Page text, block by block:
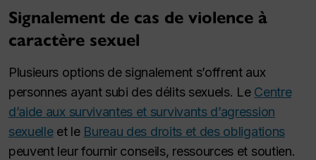
Signalement de cas de violence à
caractère sexuel
Plusieurs options de signalement s’offrent aux
personnes ayant subi des délits sexuels. Le Centre
d’aide aux survivantes et survivants d’agression
sexuelleet le Bureau des droits et des obligations
peuvent leur fournir conseils, ressources et soutien.